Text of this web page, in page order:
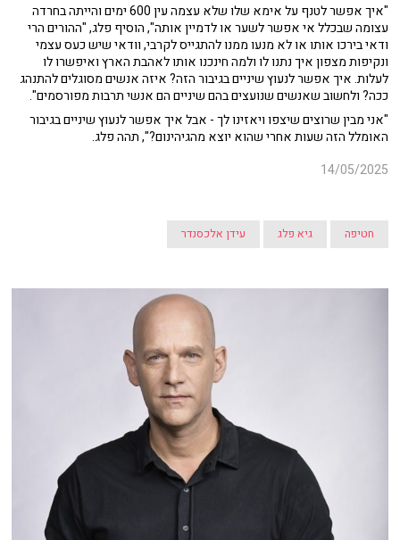
"איך אפשר לטנף על אימא שלו שלא עצמה עין 600 ימים והייתה בחרדה
עצומה שבכלל אי אפשר לשער או לדמיין אותה", הוסיף פלג, "ההורים הרי
ודאי בירכו אותו או לא מנעו ממנו להתגייס לקרבי, וודאי שיש כעס עצמי
ונקיפות מצפון איך נתנו לו ולמה חינכנו אותו לאהבת הארץ ואיפשרו לו
לעלות. איך אפשר לנעוץ שיניים בגיבור הזה? איזה אנשים מסוגלים להתנהג
ככה? ולחשוב שאנשים שנועצים בהם שיניים הם אנשי תרבות מפורסמים".
"אני מבין שרוצים שיצפו ויאזינו לך - אבל איך אפשר לנעוץ שיניים בגיבור
האומלל הזה שעות אחרי שהוא יוצא מהגיהינום?", תהה פלג.
14/05/2025
חטיפה גיא פלג עידן אלכסנדר